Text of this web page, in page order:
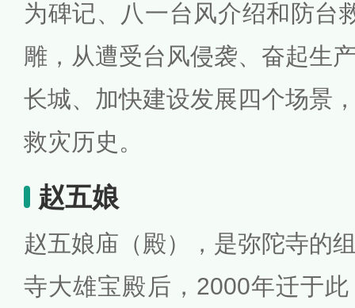
为碑记、八一台风介绍和防台
雕，从遭受台风侵袭、奋起生
长城、加快建设发展四个场景
救灾历史。
赵五娘
赵五娘庙（殿），是弥陀寺的
寺大雄宝殿后，2000年迁于